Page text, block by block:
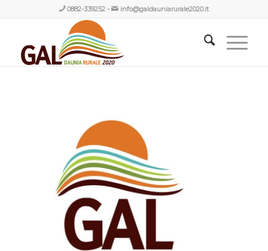
0882-339252- info@galdauniarurale2020.it